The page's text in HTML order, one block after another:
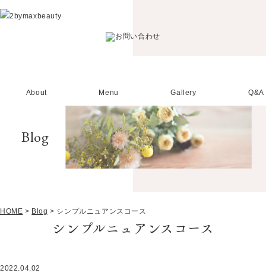
About Menu Gallery Q&A
Blog
HOME > Blog > シンプルニュアンスコース
シンプルニュアンスコース
2022.04.02